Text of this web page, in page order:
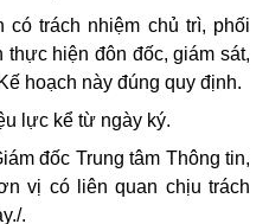
có trách nhiệm chủ trì, phối
hiện đôn đốc, giám sát,
hoạch này đúng quy định.
lực kể từ ngày ký.
đốc Trung tâm Thông tin,
vị có liên quan chịu trách
.